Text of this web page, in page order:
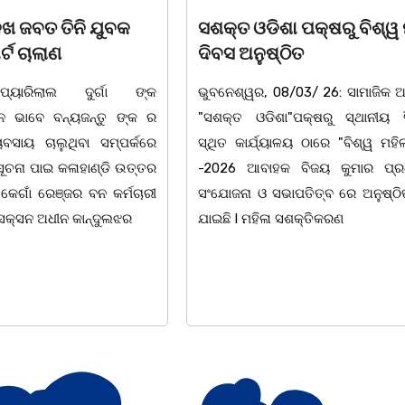
ପକ୍ଷରୁ ବିଶ୍ୱ ମହିଳା
26: ସାମାଜିକ ଅନୁଷ୍ଠାନ
ସ୍ଥାନୀୟ ସିଆରପି
ଠାରେ "ବିଶ୍ୱ ମହିଳା ଦିବସ
ବିଜୟ କୁମାର ପ୍ରଧାନଙ୍କ
ରେ ଅନୁଷ୍ଠିତ ହୋଇ
ଆନ୍ତର୍ଜାତୀୟ ମହିଳା ଦିବସ
ଉପଲକ୍ଷେ ନାଟକ ‘ଖାଣ୍ଟି ସୁନା’
ଚିଲିକା: ଆନ୍ତର୍ଜାତୀୟ ମହିଳା
ଅବସରରେ ବାଲୁଗାଁସ୍ଥିତ ମା'
ନିକେତନ ର ଓଡ଼ିଆ ଅସ୍ମିତା ଉପରେ
ନାଟକ "ଖାଣ୍ଟି ସୁନା" ଗୈ।ରୀ
ପ୍ରତିଷ୍ଠାନ, ଖୋର୍ଦ୍ଧା ଆନୁକୁଲ୍ୟରେ
ହୋଇଯାଇଛି। ଡ଼ଃ ପ୍ରଦୀପ ଭୈମିକ ଙ୍କ